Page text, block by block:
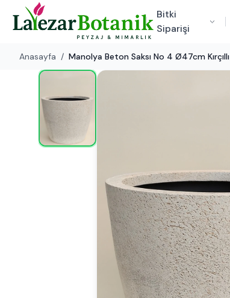
Bitki
Siparişi
Anasayfa / Manolya Beton Saksı No 4 Ø47cm Kırçıllı